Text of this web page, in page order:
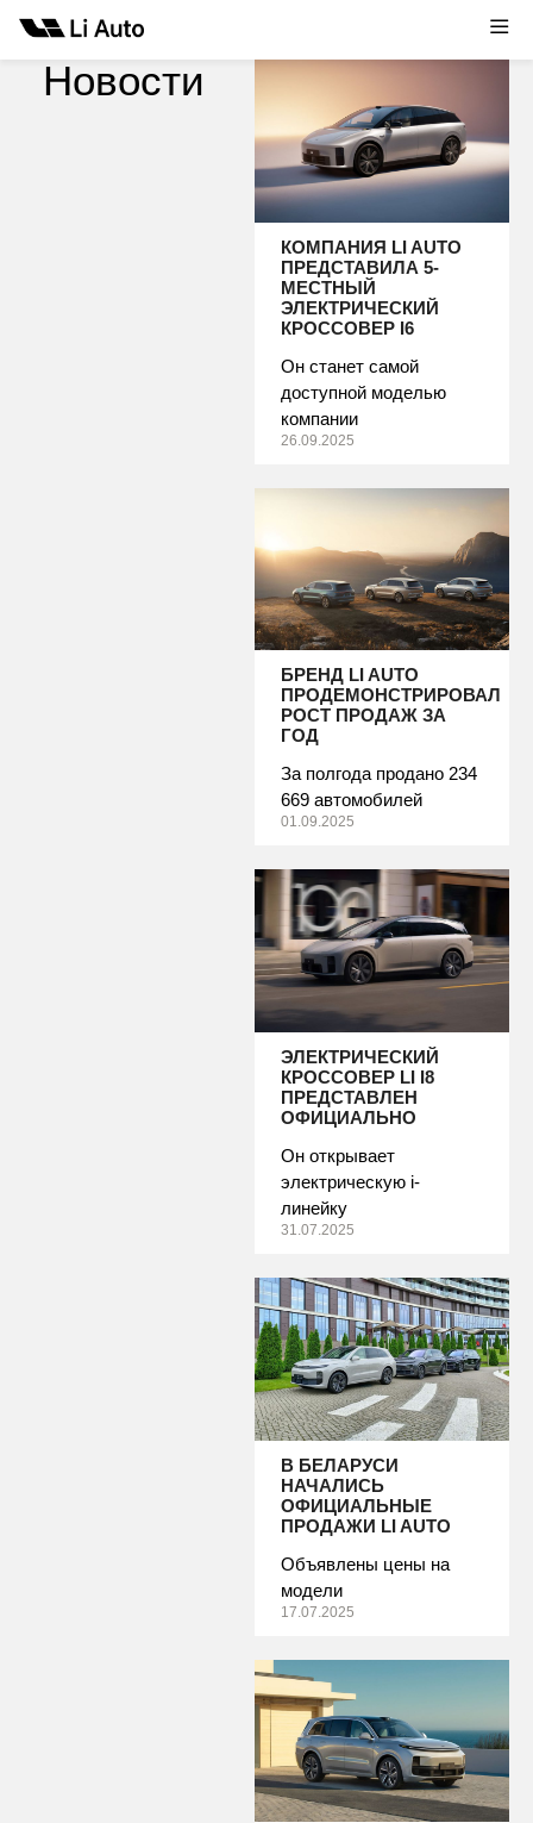
Новости
КОМПАНИЯ LI AUTO
ПРЕДСТАВИЛА 5-
МЕСТНЫЙ
ЭЛЕКТРИЧЕСКИЙ
КРОССОВЕР I6
26.09.2025
Он станет самой
доступной моделью
компании
БРЕНД LI AUTO
ПРОДЕМОНСТРИРОВАЛ
РОСТ ПРОДАЖ ЗА
ГОД
01.09.2025
За полгода продано 234
669 автомобилей
ЭЛЕКТРИЧЕСКИЙ
КРОССОВЕР LI I8
ПРЕДСТАВЛЕН
ОФИЦИАЛЬНО
31.07.2025
Он открывает
электрическую i-
линейку
В БЕЛАРУСИ
НАЧАЛИСЬ
ОФИЦИАЛЬНЫЕ
ПРОДАЖИ LI AUTO
17.07.2025
Объявлены цены на
модели